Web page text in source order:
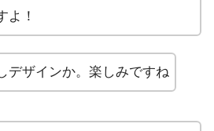
よ！
デザインか。楽しみですね